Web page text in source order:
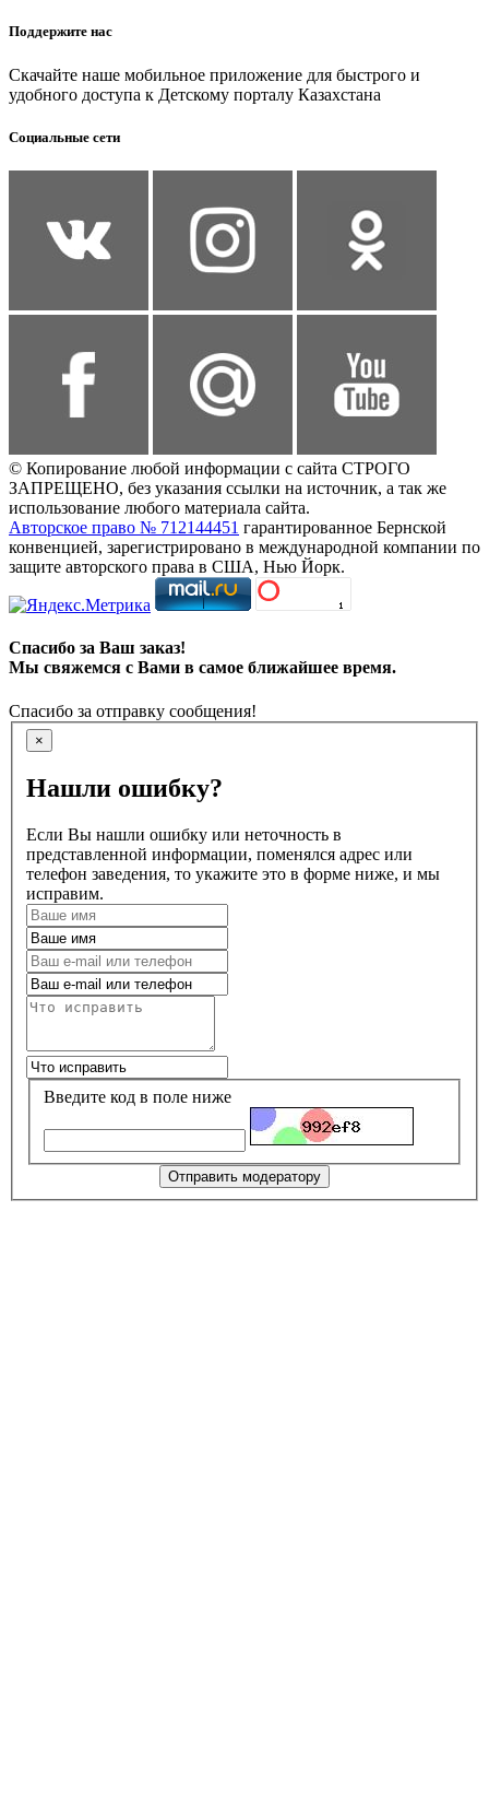
Поддержите нас
Скачайте наше мобильное приложение для быстрого и
удобного доступа к Детскому порталу Казахстана
Социальные сети
© Копирование любой информации с сайта СТРОГО
ЗАПРЕЩЕНО, без указания ссылки на источник, а так же
использование любого материала сайта.
Авторское право № 712144451 гарантированное Бернской
конвенцией, зарегистрировано в международной компании по
защите авторского права в США, Нью Йорк.
Спасибо за Ваш заказ!
Мы свяжемся с Вами в самое ближайшее время.
Спасибо за отправку сообщения!
×
Нашли ошибку?
Если Вы нашли ошибку или неточность в
представленной информации, поменялся адрес или
телефон заведения, то укажите это в форме ниже, и мы
исправим.
Введите код в поле ниже
Отправить модератору